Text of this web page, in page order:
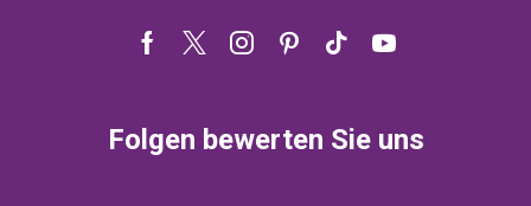
Facebook
TwitterInstagram
Pinterest
Tik- Youtube
Folgen bewerten Sie uns